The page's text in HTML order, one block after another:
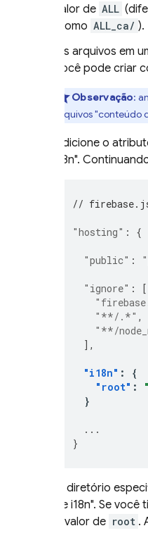
valor de ALL
(como ALL_ca/ ).
Os arquivos em
Você pode criar
Observação:
arquivos "conteúdo
Adicione o
i18n".
//
"hosting" : {
"public" :
"ignore" :
[
"**/.*" ,
"**/
],
"i18n" :
{
"root" :
}
...
}
O diretório
de i18n". Se
o valor de root .